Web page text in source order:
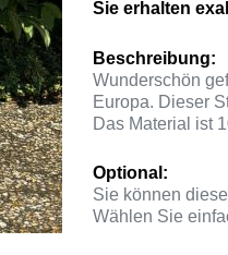
Sie erhalten
Beschreibung:
Wunderschön
Europa. Dieser
Das Material ist
Optional:
Sie können
Wählen Sie